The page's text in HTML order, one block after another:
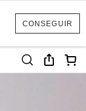
CONSEGUIR